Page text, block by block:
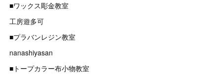
■ワックス彫金教室
工房遊多可
■プラバンレジン教室
nanashiyasan
■トープカラー布小物教室